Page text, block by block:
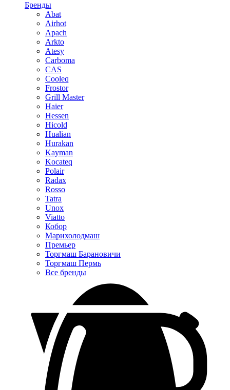
Бренды
Abat
Airhot
Apach
Arkto
Atesy
Carboma
CAS
Cooleq
Frostor
Grill Master
Haier
Hessen
Hicold
Hualian
Hurakan
Kayman
Kocateq
Polair
Radax
Rosso
Tatra
Unox
Viatto
Кобор
Марихолодмаш
Премьер
Торгмаш Барановичи
Торгмаш Пермь
Все бренды